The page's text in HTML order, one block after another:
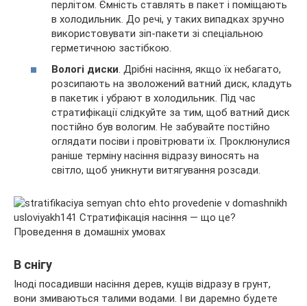
перлітом. Ємність ставлять в пакет і поміщають
в холодильник. До речі, у таких випадках зручно
використовувати зіп-пакети зі спеціальною
герметичною застібкою.
Вологі диски. Дрібні насіння, якщо їх небагато,
розсипають на зволожений ватний диск, кладуть
в пакетик і убрают в холодильник. Під час
стратифікації слідкуйте за тим, щоб ватний диск
постійно був вологим. Не забувайте постійно
оглядати посіви і провітрювати їх. Проклюнулися
раніше терміну насіння відразу виносять на
світло, щоб уникнути витягування розсади.
В снігу
Іноді посадивши насіння дерев, кущів відразу в грунт,
вони змиваються талими водами. І ви даремно будете